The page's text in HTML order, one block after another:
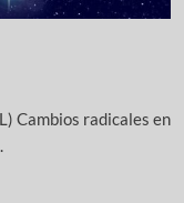
Cambios radicales en